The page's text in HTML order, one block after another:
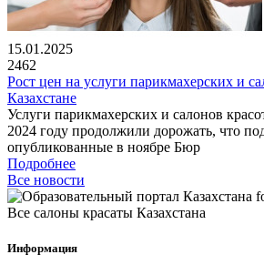
15.01.2025
2462
Рост цен на услуги парикмахерских и
Казахстане
Услуги парикмахерских и салонов
2024 году продолжили дорожать, что
опубликованные в ноябре Бюр
Подробнее
Все новости
Все салоны красаты Казахстана
Информация